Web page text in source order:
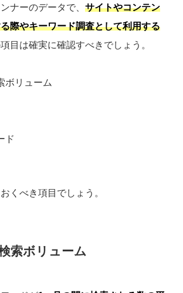
ナーのデータで、 サイトやコンテン
際やキーワード調査として利用する
目は確実に確認すべきでしょう。
ボリューム
ド
くべき項目でしょう。
索ボリューム